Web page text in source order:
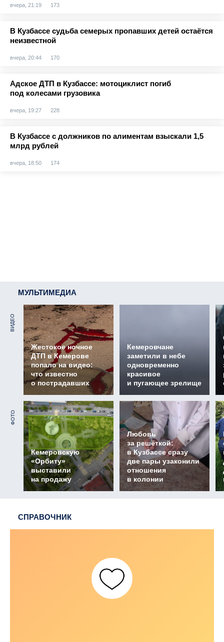
вчера, 21:19 173
В Кузбассе судьба семерых пропавших детей остаётся
неизвестной
вчера, 20:44 170
Адское ДТП в Кузбассе: мотоциклист погиб
под колесами грузовика
вчера, 19:27 228
В Кузбассе с должников по алиментам взыскали 1,5
млрд рублей
вчера, 18:50 174
МУЛЬТИМЕДИА
ВИДЕО
Жестокое ночное
ДТП в Кемерове
попало на видео:
что известно
о пострадавших
Кемеровчане
заметили в небе
одновременно
красивое
и пугающее зрелище
ФОТО
Кемеровскую
«Орбиту»
выставили
на продажу
Любовь
за решёткой:
в Кузбассе сразу
две пары узаконили
отношения
в колонии
СПРАВОЧНИК